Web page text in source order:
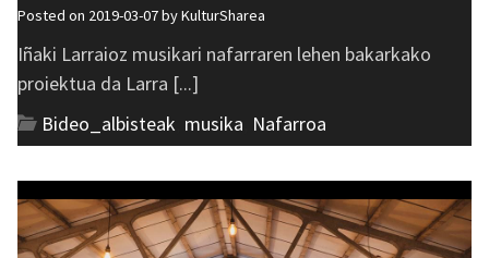
Posted on 2019-03-07 byKulturSharea
Iñaki Larraioz musikari nafarraren lehen bakarkako
proiektua da Larra [...]
Bideo_albisteak musika Nafarroa